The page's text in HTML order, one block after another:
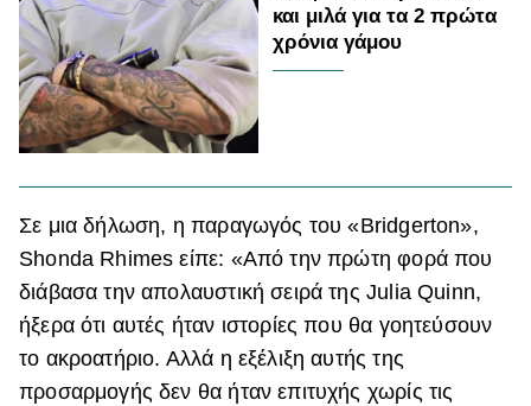
και μιλά για τα 2 πρώτα
χρόνια γάμου
Σε μια δήλωση, η παραγωγός του «Bridgerton»,
Shonda Rhimes είπε: «Από την πρώτη φορά που
διάβασα την απολαυστική σειρά της Julia Quinn,
ήξερα ότι αυτές ήταν ιστορίες που θα γοητεύσουν
το ακροατήριο. Αλλά η εξέλιξη αυτής της
προσαρμογής δεν θα ήταν επιτυχής χωρίς τις